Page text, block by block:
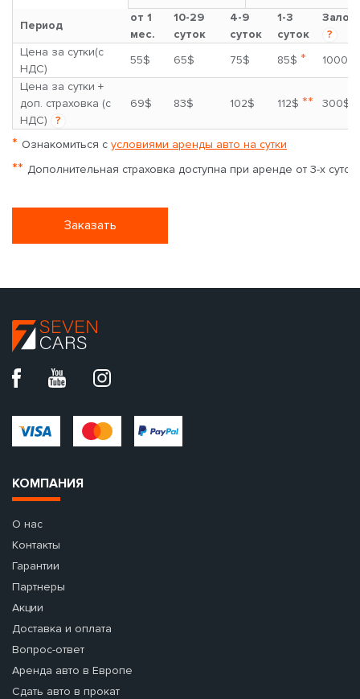
Период
от 1
мес.
10-29
суток
4-9
суток
1-3
суток
Залог
?
Цена за сутки(с
НДС)
55$ 65$ 75$ 85$ *
1000$
Цена за сутки +
доп. страховка (с
НДС)
?
69$ 83$ 102$ 112$ ** 300$
* Ознакомиться с условиями аренды авто на сутки
** Дополнительная страховка доступна при аренде от 3-х суток
Заказать
КОМПАНИЯ
О нас
Контакты
Гарантии
Партнеры
Акции
Доставка и оплата
Вопрос-ответ
Аренда авто в Европе
Сдать авто в прокат